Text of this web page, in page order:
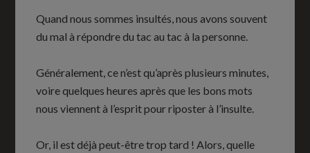
Quand nous sommes insultés, nous avons souvent
du mal à répondre du tac au tac à la personne.
Généralement, ce n’est qu’après plusieurs minutes,
voire quelques heures après que les bons mots
nous viennent à l’esprit pour riposter à l’insulte.
Or, il est déjà peut-être trop tard ! Alors, quelle